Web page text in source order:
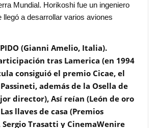
Mundial. Horikoshi fue un ingeniero
llegó a desarrollar varios aviones
(Gianni Amelio, Italia).
tras Lamerica (en 1994
consiguió el premio Cicae, el
además de la Osella de
director), Así reían (León de oro
llaves de casa (Premios
Sergio Trasatti y CinemaWenire